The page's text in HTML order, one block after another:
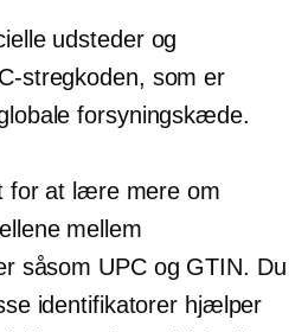
udsteder og
stregkoden, som er
forsyningskæde.
for at lære mere om
mellem
såsom UPC og GTIN. Du
identifikatorer hjælper